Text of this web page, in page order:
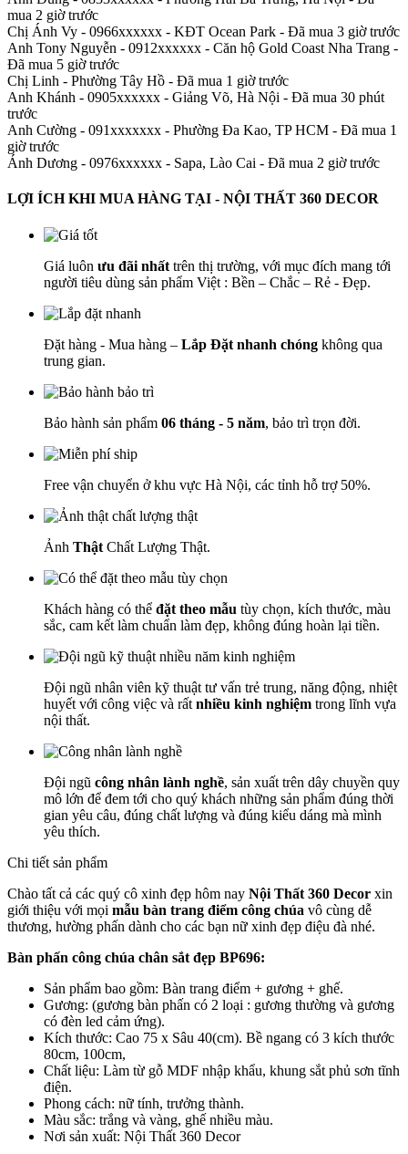
mua 2 giờ trước
Chị Ánh Vy - 0966xxxxxx - KĐT Ocean Park - Đã mua 3 giờ trước
Anh Tony Nguyễn - 0912xxxxxx - Căn hộ Gold Coast Nha Trang -
Đã mua 5 giờ trước
Chị Linh - Phường Tây Hồ - Đã mua 1 giờ trước
Anh Khánh - 0905xxxxxx - Giảng Võ, Hà Nội - Đã mua 30 phút
trước
Anh Cường - 091xxxxxxx - Phường Đa Kao, TP HCM - Đã mua 1
giờ trước
Ánh Dương - 0976xxxxxx - Sapa, Lào Cai - Đã mua 2 giờ trước
LỢI ÍCH KHI MUA HÀNG TẠI - NỘI THẤT 360 DECOR
Giá luôn ưu đãi nhất trên thị trường, với mục đích mang tới
người tiêu dùng sản phẩm Việt : Bền – Chắc – Rẻ - Đẹp.
Đặt hàng - Mua hàng – Lắp Đặt nhanh chóng không qua
trung gian.
Bảo hành sản phẩm 06 tháng - 5 năm, bảo trì trọn đời.
Free vận chuyển ở khu vực Hà Nội, các tỉnh hỗ trợ 50%.
Ảnh Thật Chất Lượng Thật.
Khách hàng có thể đặt theo mẫu tùy chọn, kích thước, màu
sắc, cam kết làm chuẩn làm đẹp, không đúng hoàn lại tiền.
Đội ngũ nhân viên kỹ thuật tư vấn trẻ trung, năng động, nhiệt
huyết với công việc và rất nhiều kinh nghiệm trong lĩnh vựa
nội thất.
Đội ngũ công nhân lành nghề, sản xuất trên dây chuyền quy
mô lớn để đem tới cho quý khách những sản phẩm đúng thời
gian yêu câu, đúng chất lượng và đúng kiểu dáng mà mình
yêu thích.
Chi tiết sản phẩm
Chào tất cả các quý cô xinh đẹp hôm nay Nội Thất 360 Decor xin
giới thiệu với mọi mẫu bàn trang điểm công chúa vô cùng dễ
thương, hường phấn dành cho các bạn nữ xinh đẹp điệu đà nhé.
Bàn phấn công chúa chân sắt đẹp BP696:
Sản phẩm bao gồm: Bàn trang điểm + gương + ghế.
Gương: (gương bàn phấn có 2 loại : gương thường và gương
có đèn led cảm ứng).
Kích thước: Cao 75 x Sâu 40(cm). Bề ngang có 3 kích thước
80cm, 100cm,
Chất liệu: Làm từ gỗ MDF nhập khẩu, khung sắt phủ sơn tĩnh
điện.
Phong cách: nữ tính, trưởng thành.
Màu sắc: trắng và vàng, ghế nhiều màu.
Nơi sản xuất: Nội Thất 360 Decor